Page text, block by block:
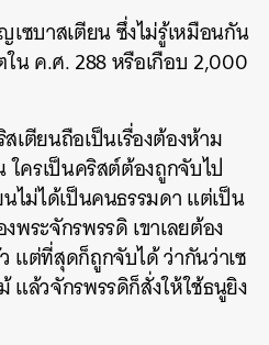
ซบาสเตียน ซึ่งไม่รู้เหมือนกัน
น ค.ศ. 288 หรือเกือบ 2,000
เตียนถือเป็นเรื่องต้องห้าม
ใครเป็นคริสต์ต้องถูกจับไป
ไม่ได้เป็นคนธรรมดา แต่เป็น
ระจักรพรรดิ เขาเลยต้อง
แต่ที่สุดก็ถูกจับได้ ว่ากันว่าเซ
แล้วจักรพรรดิก็สั่งให้ใช้ธนูยิง